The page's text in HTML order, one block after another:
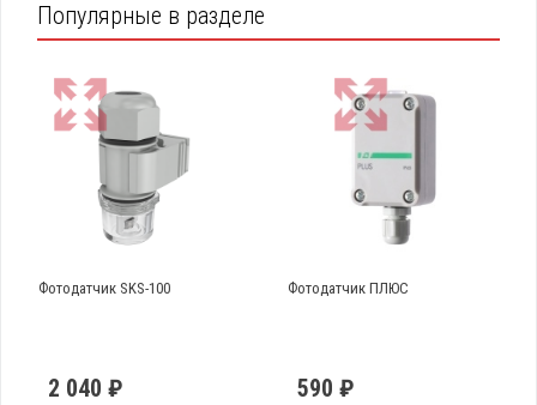
Популярные в разделе
Фотодатчик SKS-100
2 040 ₽
Фотодатчик ПЛЮС
590 ₽